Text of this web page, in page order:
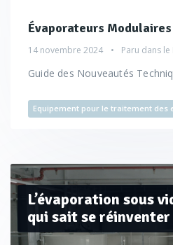
Évaporateurs
14 novembre 2024 Paru dans le
Guide des Nouveautés
Equipement pour le traitement des
L’évaporation sous
qui sait se réinventer